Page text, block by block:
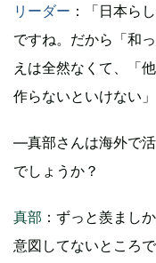
リーダー ：「日本ら
ですね。だから「和
えは全然なくて、「
作らないといけない
―真部さんは海外で
でしょうか？
真部 ：ずっと羨まし
意図してないところ